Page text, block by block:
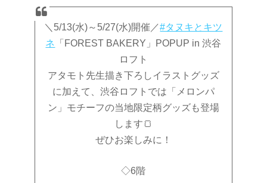
＼5/13(水)～5/27(水)開催／#タヌキとキツ
ネ 「FOREST BAKERY」POPUP in 渋谷
ロフト
アタモト先生描き下ろしイラストグッズ
に加えて、渋谷ロフトでは「メロンパ
ン」モチーフの当地限定柄グッズも登場
します🍞
ぜひお楽しみに！
◇6階